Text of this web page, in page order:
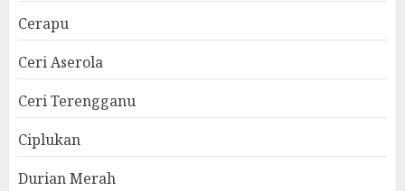
Cerapu
Ceri Aserola
Ceri Terengganu
Ciplukan
Durian Merah